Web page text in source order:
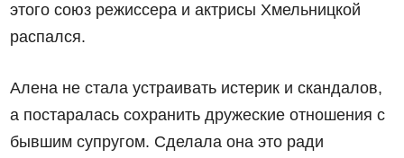
этого союз режиссера и актрисы Хмельницкой
распался.
Алена не стала устраивать истерик и скандалов,
а постаралась сохранить дружеские отношения с
бывшим супругом. Сделала она это ради